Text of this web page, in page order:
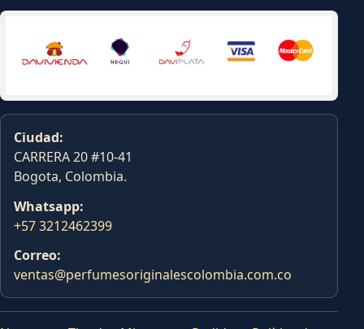
Ciudad:
CARRERA 20 #10-41
Bogota, Colombia.
Whatsapp:
+57 3212462399
Correo:
ventas@perfumesoriginalescolombia.com.co